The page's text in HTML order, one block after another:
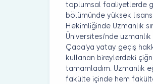
toplumsal faaliyetlerde
bölümünde yüksek
Hekimliğinde Uzmanlık
Üniversitesi'nde
Çapa'ya yatay geçiş
kullanan bireylerdeki
tamamladım. Uzmanlık
fakülte içinde hem fakülte